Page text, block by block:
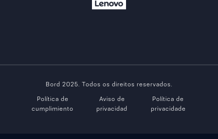
Bord 2025. Todos os direitos reservados.
Política de
cumplimiento
Aviso de
privacidad
Política de
privacidade